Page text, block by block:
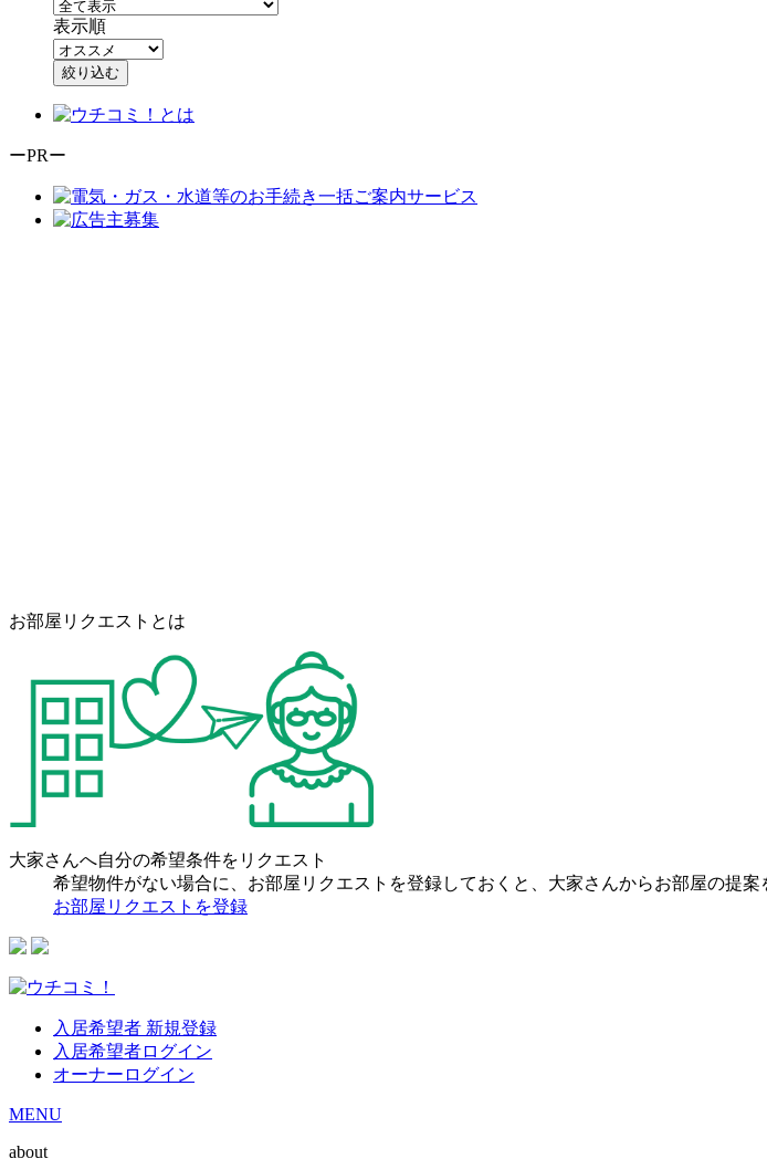
表示順
絞り込む
ーPRー
お部屋リクエストとは
大家さんへ自分の希望条件をリクエスト
希望物件がない場合に、お部屋リクエストを登録しておくと、大家さんからお部屋の提
お部屋リクエストを登録
入居希望者 新規登録
入居希望者ログイン
オーナーログイン
MENU
about